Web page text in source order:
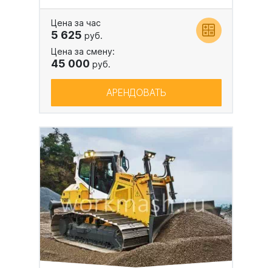
Цена за час
5 625 руб.
Цена за смену:
45 000 руб.
АРЕНДОВАТЬ